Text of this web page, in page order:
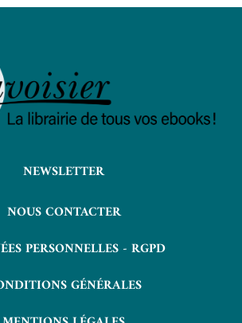
NEWSLETTER
NOUS CONTACTER
PERSONNELLES - RGPD
GÉNÉRALES